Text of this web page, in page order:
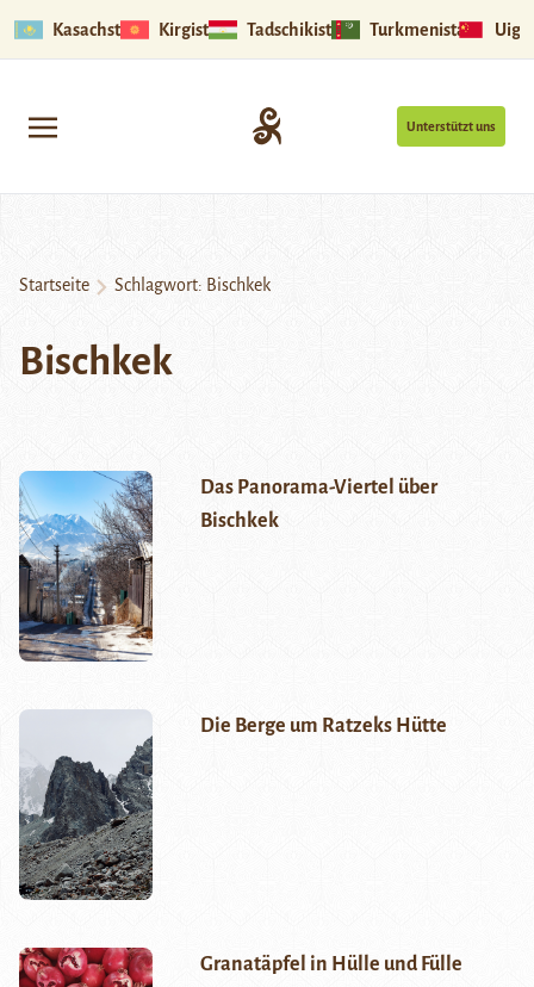
Kasachstan Kirgistan Tadschikistan Turkmenistan
Unterstützt uns
Startseite Schlagwort: Bischkek
Bischkek
Das Panorama-Viertel über
Bischkek
Die Berge um Ratzeks Hütte
Granatäpfel in Hülle und Fülle